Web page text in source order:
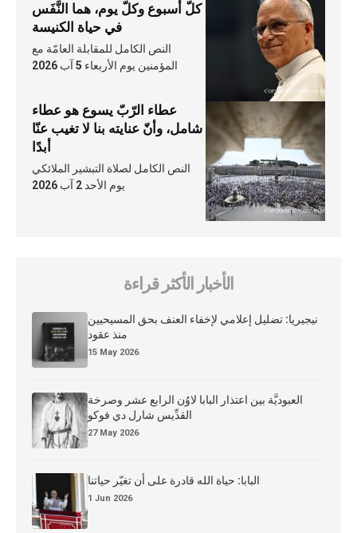
كلّ أسبوع وكلّ يوم، هما النَّفَس
في حياة الكنيسة
النص الكامل للمقابلة العامّة مع
المؤمنين يوم الأربعاء 5 آب 2026
عطاء الرّبّ يسوع هو عطاء
شامل، وأنّ عنايته بنا لا تغيب عنّا
أبدًا
النص الكامل لصلاة التبشير الملائكي
يوم الأحد 2 آب 2026
الأخبار الأكثر قراءة
نيجيريا: تضليل إعلامي لإخفاء العنف بحق المسيحيين
منذ عقود
15 May 2026
العبوديَّة بين اعتذار البابا لاوُن الرابع عشر وصرخة
القدِّيس شارل دي فوكو
27 May 2026
البابا: حياة الله قادرة على أن تغيّر حياتنا
1 Jun 2026